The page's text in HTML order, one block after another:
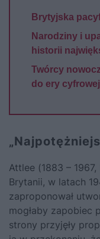
Brytyjska
Narodziny i
historii
Twórcy
do ery cyfrowej
Attlee (1883 –
Brytanii, w latach
zaproponował
mogłaby zapobiec
strony przyjęły